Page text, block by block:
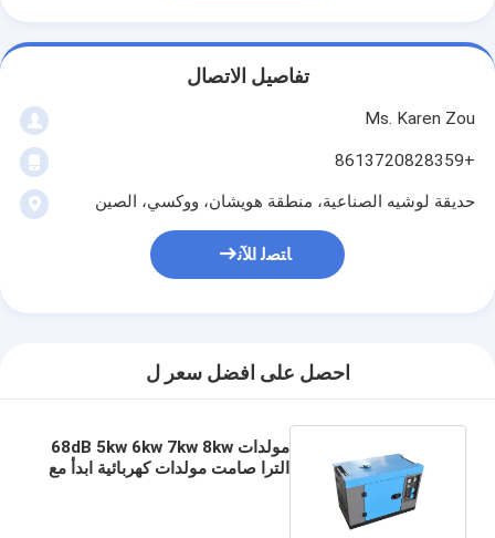
تفاصيل الاتصال
Ms. Karen Zou
+8613720828359
حديقة لوشيه الصناعية، منطقة هويشان، ووكسي، الصين
ﺎﺘﺼﻟ ﺍﻶﻧ
احصل على افضل سعر ل
مولدات 68dB 5kw 6kw 7kw 8kw
الترا صامت مولدات كهربائية ابدأ مع